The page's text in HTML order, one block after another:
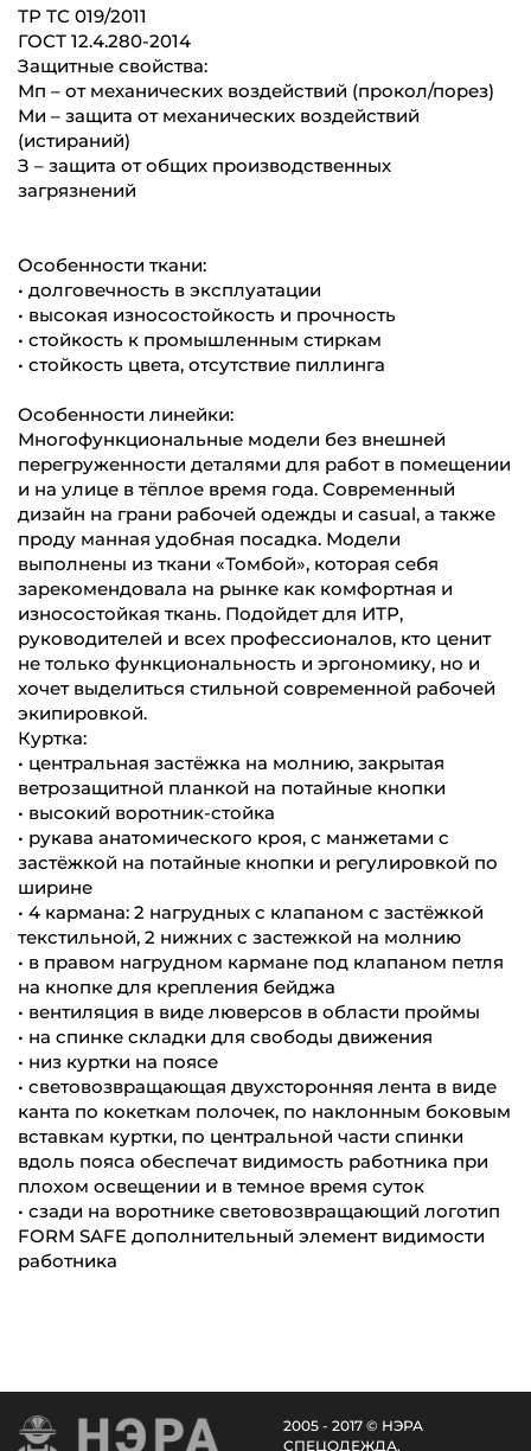
ТР ТС 019/2011
ГОСТ 12.4.280-2014
Защитные свойства:
Мп – от механических воздействий (прокол/порез)
Ми – защита от механических воздействий
(истираний)
З – защита от общих производственных
загрязнений
Особенности ткани:
• долговечность в эксплуатации
• высокая износостойкость и прочность
• стойкость к промышленным стиркам
• стойкость цвета, отсутствие пиллинга
Особенности линейки:
Многофункциональные модели без внешней
перегруженности деталями для работ в помещении
и на улице в тёплое время года. Современный
дизайн на грани рабочей одежды и casual, а также
проду манная удобная посадка. Модели
выполнены из ткани «Томбой», которая себя
зарекомендовала на рынке как комфортная и
износостойкая ткань. Подойдет для ИТР,
руководителей и всех профессионалов, кто ценит
не только функциональность и эргономику, но и
хочет выделиться стильной современной рабочей
экипировкой.
Куртка:
• центральная застёжка на молнию, закрытая
ветрозащитной планкой на потайные кнопки
• высокий воротник-стойка
• рукава анатомического кроя, с манжетами c
застёжкой на потайные кнопки и регулировкой по
ширине
• 4 кармана: 2 нагрудных с клапаном с застёжкой
текстильной, 2 нижних с застежкой на молнию
• в правом нагрудном кармане под клапаном петля
на кнопке для крепления бейджа
• вентиляция в виде люверсов в области проймы
• на спинке складки для свободы движения
• низ куртки на поясе
• световозвращающая двухсторонняя лента в виде
канта по кокеткам полочек, по наклонным боковым
вставкам куртки, по центральной части спинки
вдоль пояса обеспечат видимость работника при
плохом освещении и в темное время суток
• сзади на воротнике световозвращающий логотип
FORM SAFE дополнительный элемент видимости
работника
2005 - 2017 © НЭРА
СПЕЦОДЕЖДА.